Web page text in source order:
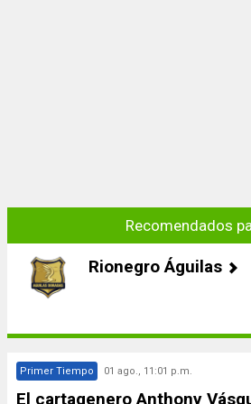
Recomendados
Rionegro Águilas
Primer Tiempo 01 ago., 11:01 p.m.
El cartagenero Anthony